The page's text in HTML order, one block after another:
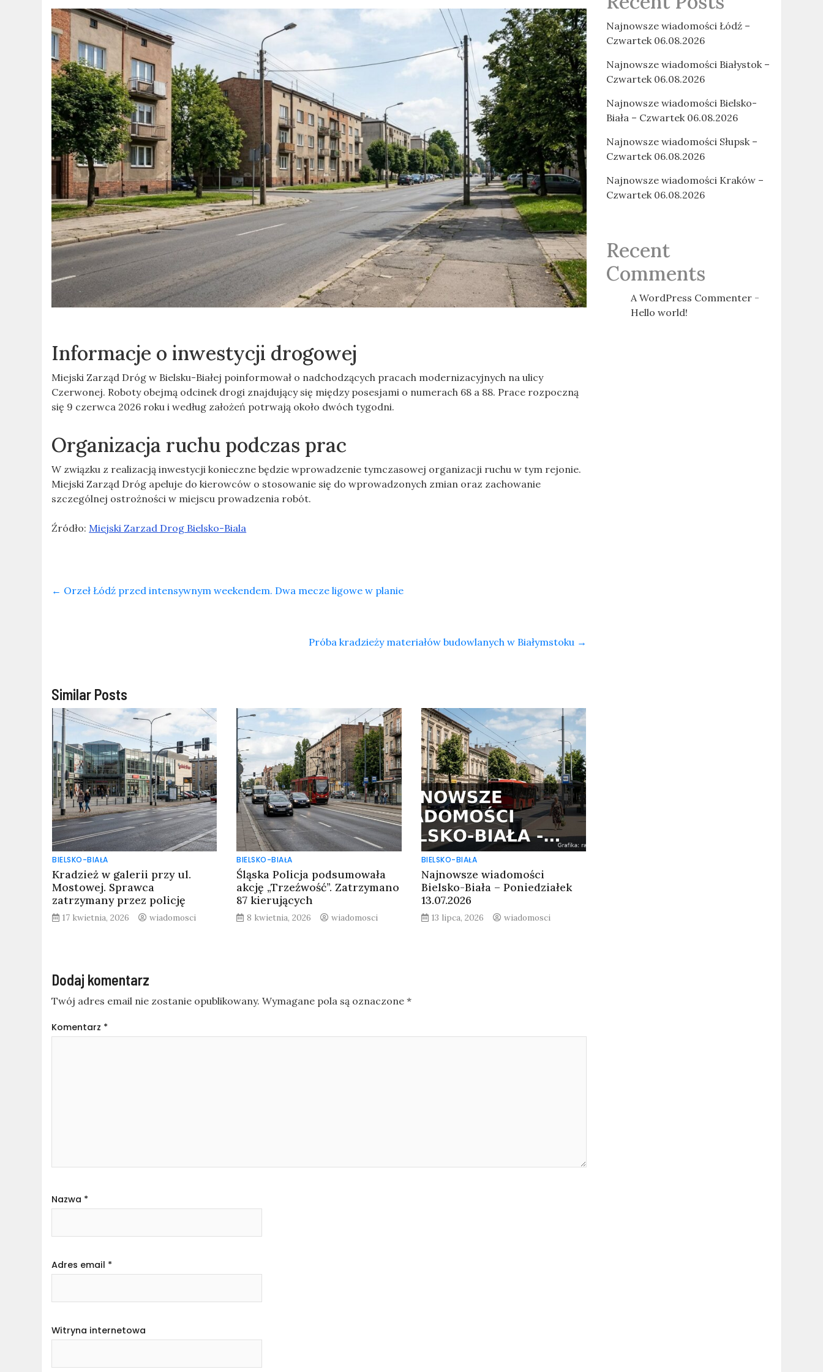
Informacje o inwestycji drogowej
Miejski Zarząd Dróg w Bielsku-Białej poinformował o nadchodzących pracach modernizacyjnych na ulicy
Czerwonej. Roboty obejmą odcinek drogi znajdujący się między posesjami o numerach 68 a 88. Prace rozpoczną
się 9 czerwca 2026 roku i według założeń potrwają około dwóch tygodni.
Organizacja ruchu podczas prac
W związku z realizacją inwestycji konieczne będzie wprowadzenie tymczasowej organizacji ruchu w tym rejonie.
Miejski Zarząd Dróg apeluje do kierowców o stosowanie się do wprowadzonych zmian oraz zachowanie
szczególnej ostrożności w miejscu prowadzenia robót.
Źródło:Miejski Zarzad Drog Bielsko-Biala
← Orzeł Łódź przed intensywnym weekendem. Dwa mecze ligowe w planie
Próba kradzieży materiałów budowlanych w Białymstoku →
Similar Posts
BIELSKO-BIAŁA
Kradzież w galerii przy ul.
Mostowej. Sprawca
zatrzymany przez policję
17 kwietnia, 2026 wiadomosci
BIELSKO-BIAŁA
Śląska Policja podsumowała
akcję „Trzeźwość”. Zatrzymano
87 kierujących
8 kwietnia, 2026 wiadomosci
BIELSKO-BIAŁA
Najnowsze wiadomości
Bielsko-Biała – Poniedziałek
13.07.2026
13 lipca, 2026 wiadomosci
Dodaj komentarz
Twój adres email nie zostanie opublikowany. Wymagane pola są oznaczone*
Komentarz *
Nazwa *
Adres email *
Witryna internetowa
Najnowsze wiadomości Łódź –
Czwartek 06.08.2026
Najnowsze wiadomości Białystok –
Czwartek 06.08.2026
Najnowsze wiadomości Bielsko-
Biała – Czwartek 06.08.2026
Najnowsze wiadomości Słupsk –
Czwartek 06.08.2026
Najnowsze wiadomości Kraków –
Czwartek 06.08.2026
Recent
Comments
A WordPress Commenter-
Hello world!